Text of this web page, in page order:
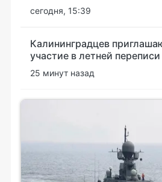
сегодня, 15:39
Калининградцев
участие в летней
25 минут назад